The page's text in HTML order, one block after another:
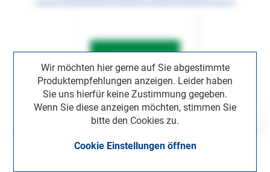
Wir möchten hier gerne auf Sie abgestimmte
Produktempfehlungen anzeigen. Leider haben
Sie uns hierfür keine Zustimmung gegeben.
Wenn Sie diese anzeigen möchten, stimmen Sie
bitte den Cookies zu.
Cookie Einstellungen öffnen